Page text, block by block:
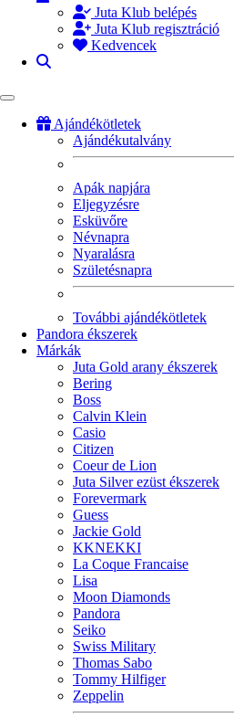
Juta Klub belépés
Juta Klub regisztráció
Kedvencek
Ajándékötletek
Ajándékutalvány
Apák napjára
Eljegyzésre
Esküvőre
Névnapra
Nyaralásra
Születésnapra
További ajándékötletek
Pandora ékszerek
Márkák
Juta Gold arany ékszerek
Bering
Boss
Calvin Klein
Casio
Citizen
Coeur de Lion
Juta Silver ezüst ékszerek
Forevermark
Guess
Jackie Gold
KKNEKKI
La Coque Francaise
Lisa
Moon Diamonds
Pandora
Seiko
Swiss Military
Thomas Sabo
Tommy Hilfiger
Zeppelin